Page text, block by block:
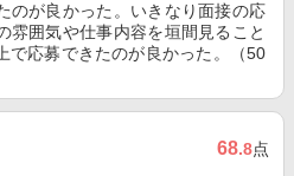
のが良かった。いきなり面接の応
雰囲気や仕事内容を垣間見ること
で応募できたのが良かった。（50
68.8点